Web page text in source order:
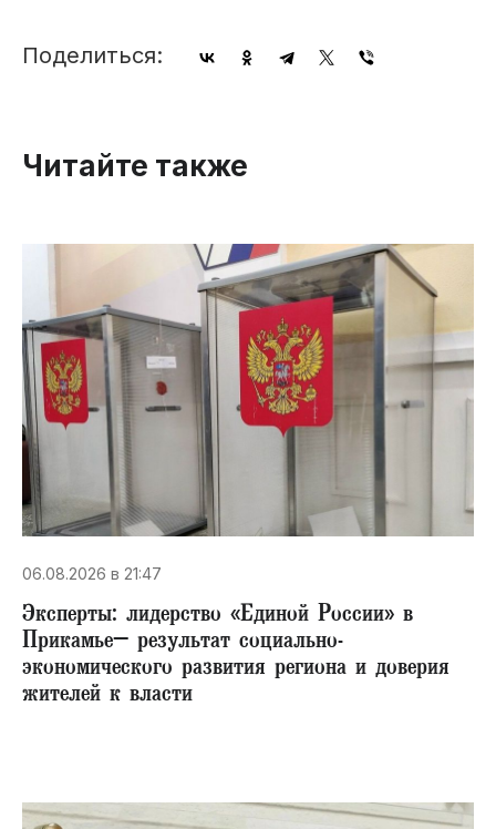
Поделиться:
Читайте также
06.08.2026 в 21:47
Эксперты: лидерство «Единой России» в
Прикамье– результат социально-
экономического развития региона и доверия
жителей к власти